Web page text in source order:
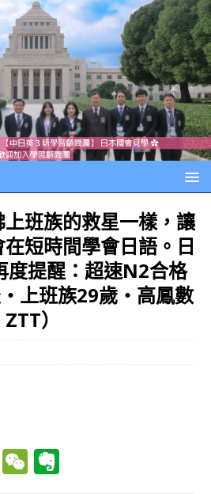
班族的救星一樣，讓
短時間學會日語。日
度提醒：超速N2合格
‧上班族29歲‧高鳳數
）
Li W